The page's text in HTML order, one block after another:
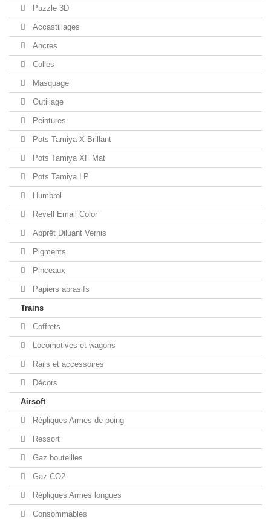
Puzzle 3D
Accastillages
Ancres
Colles
Masquage
Outillage
Peintures
Pots Tamiya X Brillant
Pots Tamiya XF Mat
Pots Tamiya LP
Humbrol
Revell Email Color
Apprêt Diluant Vernis
Pigments
Pinceaux
Papiers abrasifs
Trains
Coffrets
Locomotives et wagons
Rails et accessoires
Décors
Airsoft
Répliques Armes de poing
Ressort
Gaz bouteilles
Gaz CO2
Répliques Armes longues
Consommables